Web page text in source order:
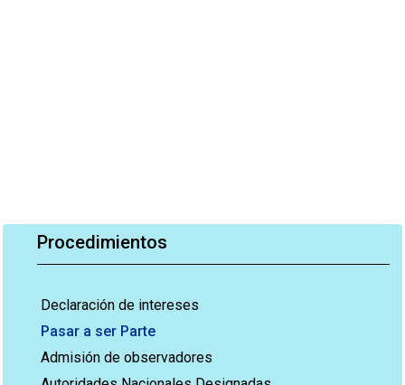
Procedimientos
Declaración de intereses
Pasar a ser Parte
Admisión de observadores